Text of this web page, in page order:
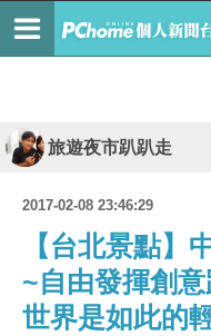
旅遊夜市趴趴走
2017-02-08 23:46:29
【台北景點】
~自由發揮創
世界是如此的